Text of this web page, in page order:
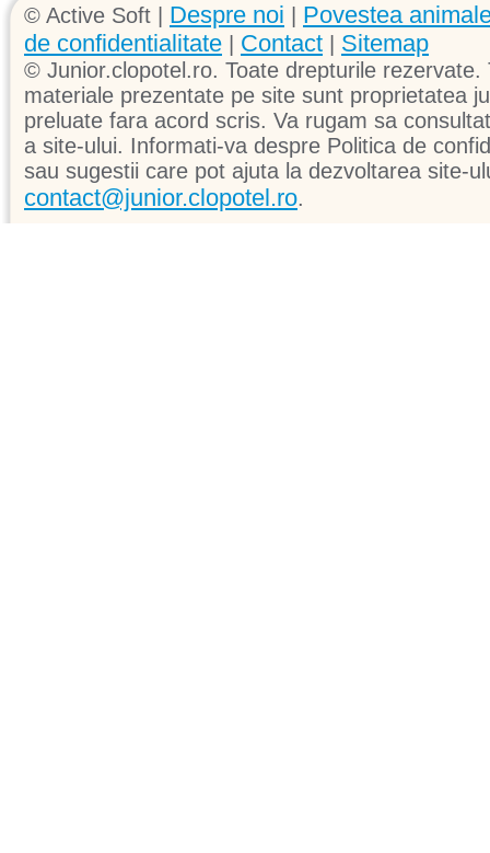
© Active Soft | Despre noi
Povestea
de confidentialitate
Contact Sitemap
© Junior.clopotel.ro. Toate drepturile
materiale prezentate pe site sunt proprietatea
preluate fara acord scris. Va rugam sa
a site-ului. Informati-va despre Politica de
sau sugestii care pot ajuta la dezvoltarea site-
contact@junior.clopotel.ro.